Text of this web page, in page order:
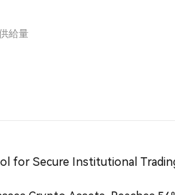
給量
for Secure Institutional